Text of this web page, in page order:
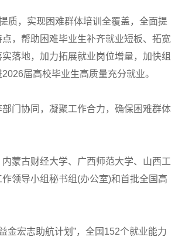
，实现困难群体培训全覆盖，全面提
，帮助困难毕业生补齐就业短板、拓宽
落地，加力拓展就业岗位增量，加快组
届高校毕业生高质量充分就业。
门协同，凝聚工作合力，确保困难群体
蒙古财经大学、广西师范大学、山西工
领导小组秘书组(办公室)和首批全国高
宏志助航计划”，全国152个就业能力